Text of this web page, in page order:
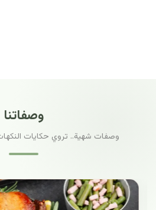
وصفاتنا
وصفات شهية.. تروي حكايات